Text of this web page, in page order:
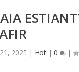
2025 | Hot |0 |